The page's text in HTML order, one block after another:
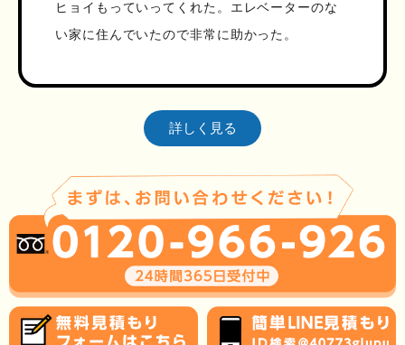
ヒョイもっていってくれた。エレベーターのな
い家に住んでいたので非常に助かった。
詳しく見る